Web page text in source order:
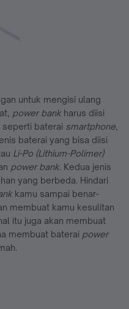
untuk mengisi ulang
power bank harus diisi
seperti baterai smartphone,
baterai yang bisa diisi
Li-Po (Lithium-Polimer)
power bank. Kedua jenis
yang berbeda. Hindari
kamu sampai benar-
membuat kamu kesulitan
itu juga akan membuat
membuat baterai power